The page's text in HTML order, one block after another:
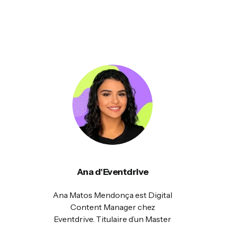
Ana d'Eventdrive
Ana Matos Mendonça est Digital
Content Manager chez
Eventdrive. Titulaire d’un Master